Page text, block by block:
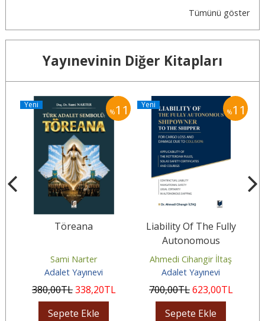
Tümünü göster
Yayınevinin Diğer Kitapları
%11
Yeni
Töreana
Sami Narter
Adalet Yayınevi
380,00TL338,20TL
Sepete Ekle
%11
Yeni
Liability Of The Fully
Autonomous
Shipowner To The
Shipper
Ahmedi Cihangir İltaş
Adalet Yayınevi
700,00TL623,00TL
Sepete Ekle